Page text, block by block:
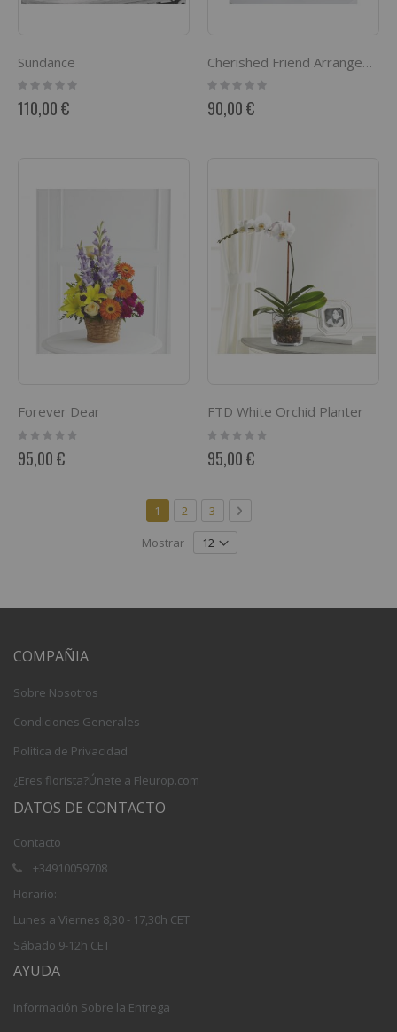
Sundance
Rating:
110,00 €
Cherished Friend Arrangement
Rating:
90,00 €
Forever Dear
Rating:
0%
95,00 €
FTD White Orchid Planter
Rating:
0%
95,00 €
Página
Actualmente estás leyendo página
1 Página
2 Página
3 Página
Siguiente
Mostrar
COMPAÑIA
Sobre Nosotros
Condiciones Generales
Política de Privacidad
¿Eres florista?Únete a Fleurop.com
DATOS DE CONTACTO
Contacto
+34910059708
Horario:
Lunes a Viernes 8,30 - 17,30h CET
Sábado 9-12h CET
AYUDA
Información Sobre la Entrega